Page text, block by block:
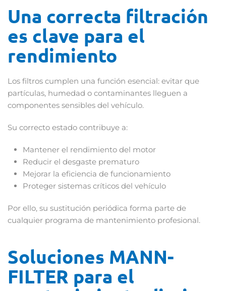
Una correcta filtración
es clave para el
rendimiento
Los filtros cumplen una función esencial: evitar que
partículas, humedad o contaminantes lleguen a
componentes sensibles del vehículo.
Su correcto estado contribuye a:
Mantener el rendimiento del motor
Reducir el desgaste prematuro
Mejorar la eficiencia de funcionamiento
Proteger sistemas críticos del vehículo
Por ello, su sustitución periódica forma parte de
cualquier programa de mantenimiento profesional.
Soluciones MANN-
FILTER para el